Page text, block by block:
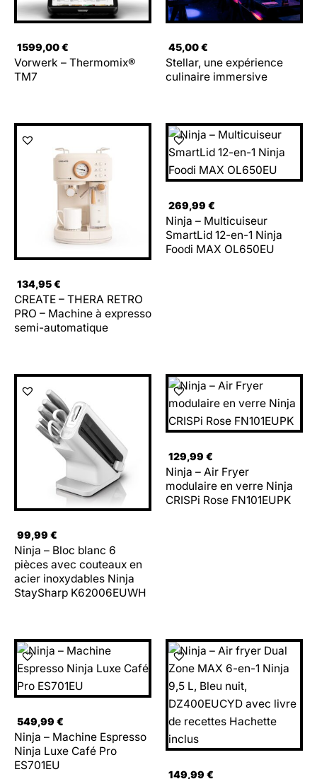
1599,00€
Vorwerk – Thermomix®
TM7
45,00€
Stellar, une expérience
culinaire immersive
134,95€
CREATE – THERA RETRO
PRO – Machine à expresso
semi-automatique
269,99 €
Ninja – Multicuiseur
SmartLid 12-en-1 Ninja
Foodi MAX OL650EU
99,99 €
Ninja – Bloc blanc 6
pièces avec couteaux en
acier inoxydables Ninja
StaySharp K62006EUWH
129,99 €
Ninja – Air Fryer
modulaire en verre Ninja
CRISPi Rose FN101EUPK
549,99 €
Ninja – Machine Espresso
Ninja Luxe Café Pro
ES701EU
149,99 €